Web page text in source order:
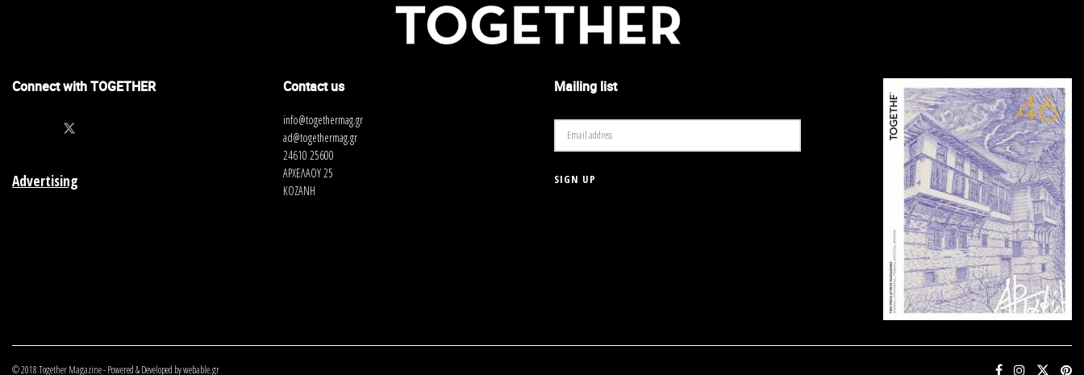
Connect with TOGETHER
Advertising
Contact us
info@togethermag.gr
ad@togethermag.gr
24610 25600
ΑΡΧΕΛΑΟΥ 25
ΚΟΖΑΝΗ
Mailing list
© 2018 Together Magazine - Powered & Developed by webable.gr